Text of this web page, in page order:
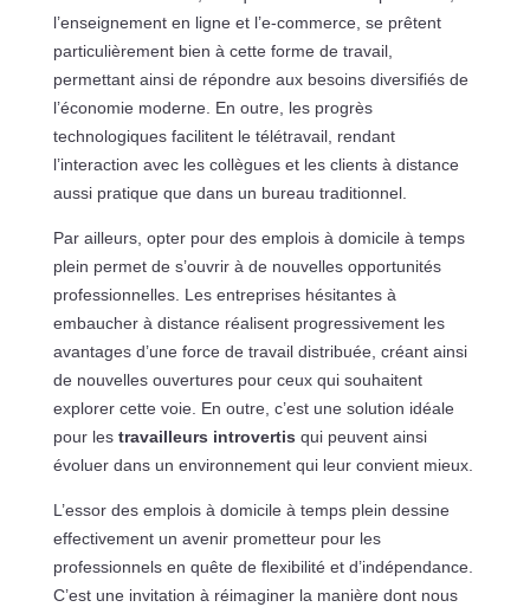
l’enseignement en ligne et l’e-commerce, se prêtent
particulièrement bien à cette forme de travail,
permettant ainsi de répondre aux besoins diversifiés de
l’économie moderne. En outre, les progrès
technologiques facilitent le télétravail, rendant
l’interaction avec les collègues et les clients à distance
aussi pratique que dans un bureau traditionnel.
Par ailleurs, opter pour des emplois à domicile à temps
plein permet de s’ouvrir à de nouvelles opportunités
professionnelles. Les entreprises hésitantes à
embaucher à distance réalisent progressivement les
avantages d’une force de travail distribuée, créant ainsi
de nouvelles ouvertures pour ceux qui souhaitent
explorer cette voie. En outre, c’est une solution idéale
pour les travailleurs introvertis qui peuvent ainsi
évoluer dans un environnement qui leur convient mieux.
L’essor des emplois à domicile à temps plein dessine
effectivement un avenir prometteur pour les
professionnels en quête de flexibilité et d’indépendance.
C’est une invitation à réimaginer la manière dont nous